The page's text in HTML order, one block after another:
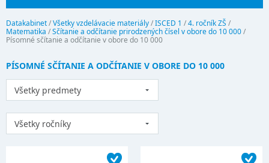
Datakabinet/Všetky vzdelávacie materiály/ISCED 1 /4. ročník ZŠ /
Matematika /Sčítanie a odčítanie prirodzených čísel v obore do 10 000/
Písomné sčítanie a odčítanie v obore do 10 000
PÍSOMNÉ SČÍTANIE A ODČÍTANIE V OBORE DO 10 000
Všetky predmety
Všetky ročníky